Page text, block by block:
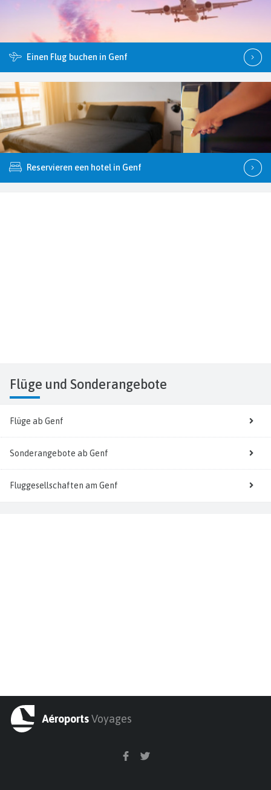
Einen Flug buchen in Genf
Reservieren een hotel in Genf
Flüge und Sonderangebote
Flüge ab Genf
Sonderangebote ab Genf
Fluggesellschaften am Genf
AéroportsVoyages